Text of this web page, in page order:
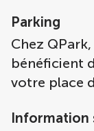
Parking
Chez
bénéficient
votre place
Information